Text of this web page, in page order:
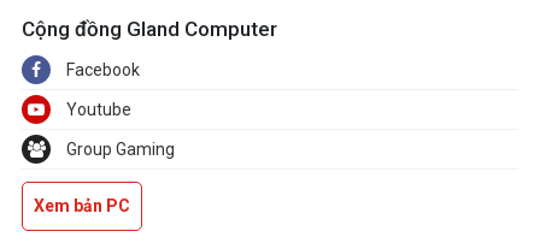
Cộng đồng Gland Computer
Facebook
Youtube
Group Gaming
Xem bản PC